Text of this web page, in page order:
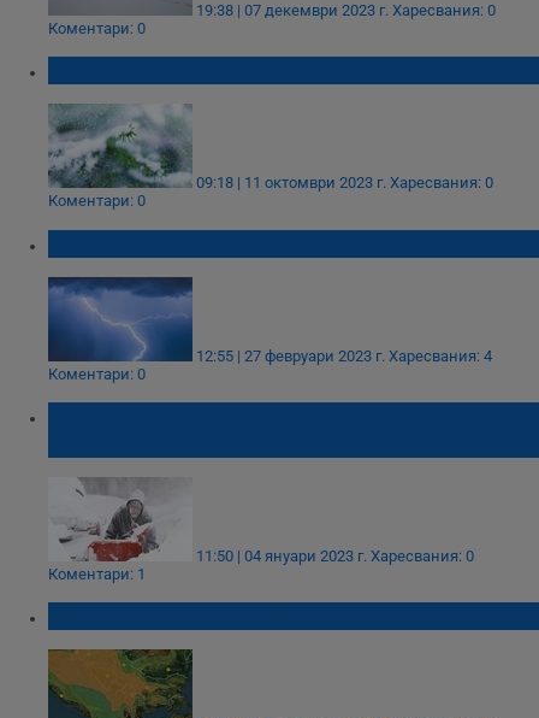
19:38 | 07 декември 2023 г. Харесвания: 0
Коментари: 0
09:18 | 11 октомври 2023 г. Харесвания: 0
Коментари: 0
12:55 | 27 февруари 2023 г. Харесвания: 4
Коментари: 0
11:50 | 04 януари 2023 г. Харесвания: 0
Коментари: 1